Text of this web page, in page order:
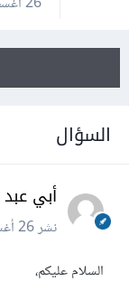
السؤال
أبي عبد
نشر26 أغسطس 2023
السلام عليكم،